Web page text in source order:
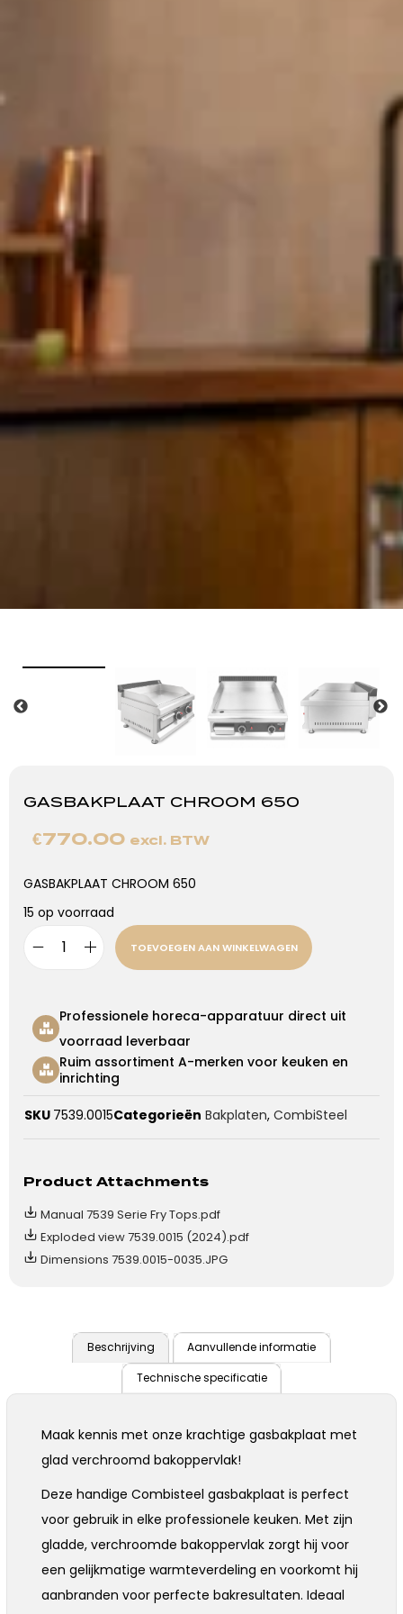
GASBAKPLAAT CHROOM 650
€770.00 excl. BTW
GASBAKPLAAT CHROOM 650
15 op voorraad
TOEVOEGEN AAN WINKELWAGEN
Professionele horeca-apparatuur direct uit
voorraad leverbaar
Ruim assortiment A-merken voor keuken en
inrichting
SKU 7539.0015Categorieën Bakplaten, CombiSteel
Product Attachments
Manual 7539 Serie Fry Tops.pdf
Exploded view 7539.0015 (2024).pdf
Dimensions 7539.0015-0035.JPG
Beschrijving Aanvullende informatie
Technische specificatie
Maak kennis met onze krachtige gasbakplaat met
glad verchroomd bakoppervlak!
Deze handige Combisteel gasbakplaat is perfect
voor gebruik in elke professionele keuken. Met zijn
gladde, verchroomde bakoppervlak zorgt hij voor
een gelijkmatige warmteverdeling en voorkomt hij
aanbranden voor perfecte bakresultaten. Ideaal